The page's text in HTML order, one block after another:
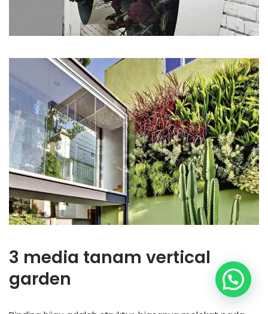
3 media tanam vertical
garden